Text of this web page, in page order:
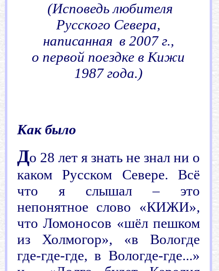
(Исповедь любителя
Русского Севера,
написанная в 2007 г.,
о первой поездке в Кижи
1987 года.)
Как было
До 28 лет я знать не знал ни о
каком Русском Севере. Всё
что я слышал – это
непонятное слово «КИЖИ»,
что Ломоносов «шёл пешком
из Холмогор», «в Вологде
где-где-где, в Вологде-где...»